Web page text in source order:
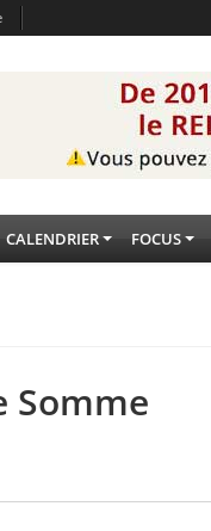
CALENDRIER FOCUS
Somme